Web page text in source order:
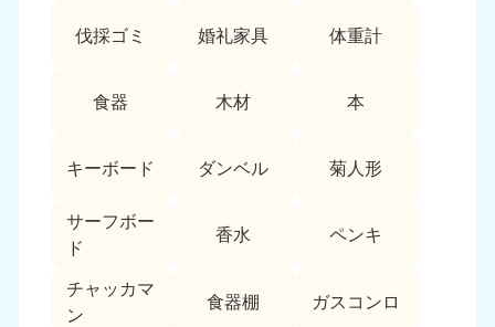
伐採ゴミ 婚礼家具 体重計
食器 木材 本
キーボード ダンベル 菊人形
サーフボー
ド
香水 ペンキ
チャッカマ
ン
食器棚 ガスコンロ
静岡県 長野県
050-1881-5258
9:00〜19:00 年中無休
050-1881-5261
9:00〜19:00 年中無休
富山県
050-1881-5262
山梨県